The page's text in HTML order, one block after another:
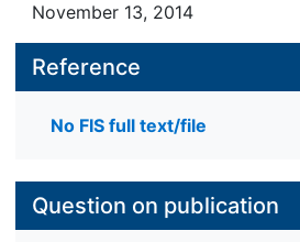
November 13, 2014
Reference
No FIS full text/file
Question on publication